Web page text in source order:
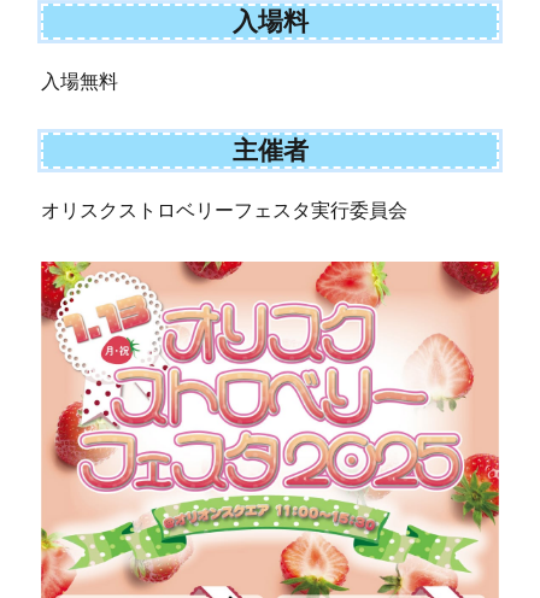
入場料
入場無料
主催者
オリスクストロベリーフェスタ実行委員会